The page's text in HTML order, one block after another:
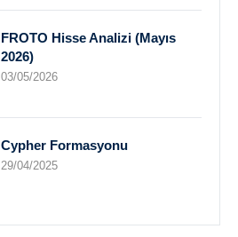
FROTO Hisse Analizi (Mayıs
2026)
03/05/2026
Cypher Formasyonu
29/04/2025